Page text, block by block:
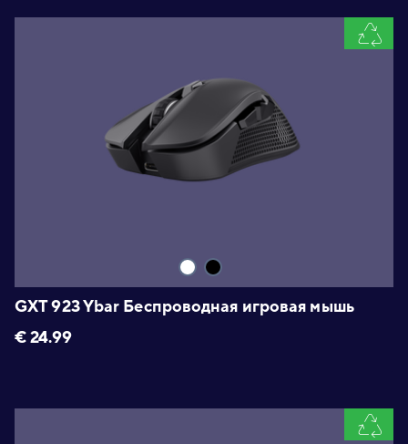
GXT 923 Ybar Беспроводная игровая мышь
€24.99